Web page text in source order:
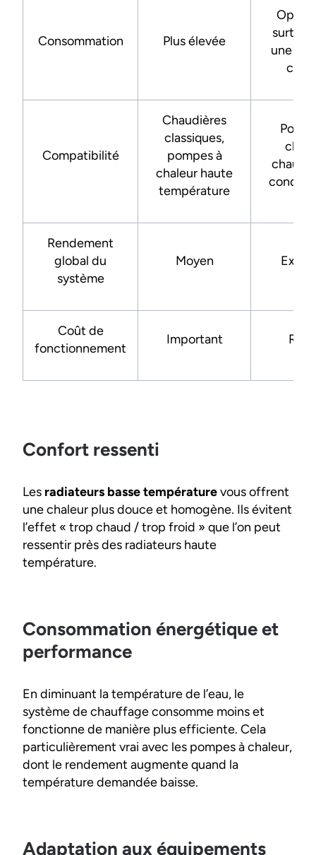
Consommation Plus élevée
surtout
une
Compatibilité
Chaudières
classiques,
pompes à
chaleur haute
température
Rendement
global du
système
Moyen
Coût de
fonctionnement
Important
Confort ressenti
Les radiateurs basse températurevous offrent
une chaleur plus douce et homogène. Ils évitent
l’effet « trop chaud / trop froid » que l’on peut
ressentir près des radiateurs haute
température.
Consommation énergétique et
performance
En diminuant la température de l’eau, le
système de chauffage consomme moins et
fonctionne de manière plus efficiente. Cela
particulièrement vrai avec les pompes à chaleur,
dont le rendement augmente quand la
température demandée baisse.
Adaptation aux équipements